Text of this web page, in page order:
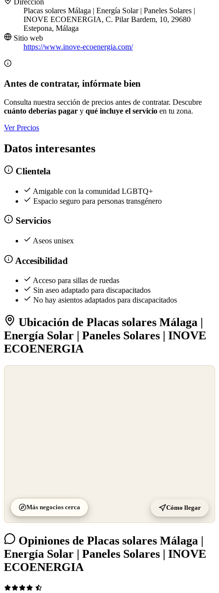
Dirección
Placas solares Málaga | Energía Solar | Paneles Solares |
INOVE ECOENERGIA, C. Pilar Bardem, 10, 29680
Estepona, Málaga
Sitio web
https://www.inove-ecoenergia.com/
Antes de contratar, infórmate bien
Consulta nuestra sección de precios antes de contratar. Descubre
cuánto deberías pagar y qué incluye el servicio en tu zona.
Ver Precios
Datos interesantes
Clientela
Amigable con la comunidad LGBTQ+
Espacio seguro para personas transgénero
Servicios
Aseos unisex
Accesibilidad
Acceso para sillas de ruedas
Sin aseo adaptado para discapacitados
No hay asientos adaptados para discapacitados
Ubicación de Placas solares Málaga |
Energía Solar | Paneles Solares | INOVE
ECOENERGIA
Más negocios cerca Cómo llegar
Opiniones de Placas solares Málaga |
Energía Solar | Paneles Solares | INOVE
ECOENERGIA